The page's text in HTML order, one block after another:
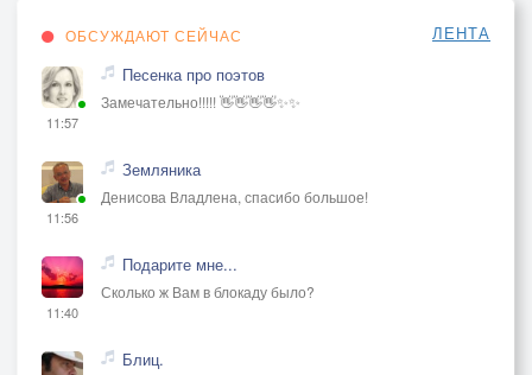
ОБСУЖДАЮТ СЕЙЧАС ЛЕНТА
11:57
Песенка про поэтов
Замечательно!!!!! 👋👋👋👋✨✨
11:56
Земляника
Денисова Владлена, спасибо большое!
11:40
Подарите мне...
Сколько ж Вам в блокаду было?
Блиц.